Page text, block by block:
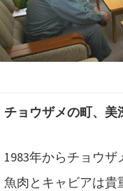
チョウザメの町、
1983年からチョウ
魚肉とキャビアは貴